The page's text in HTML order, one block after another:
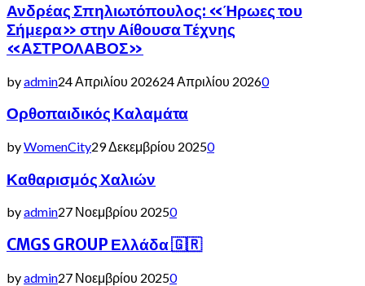
Ανδρέας Σπηλιωτόπουλος: «Ήρωες του
Σήμερα» στην Αίθουσα Τέχνης
«ΑΣΤΡΟΛΑΒΟΣ»
byadmin24 Απριλίου 202624 Απριλίου 20260
Ορθοπαιδικός Καλαμάτα
byWomenCity29 Δεκεμβρίου 20250
Καθαρισμός Χαλιών
byadmin27 Νοεμβρίου 20250
CMGS GROUP Ελλάδα 🇬🇷
byadmin27 Νοεμβρίου 20250